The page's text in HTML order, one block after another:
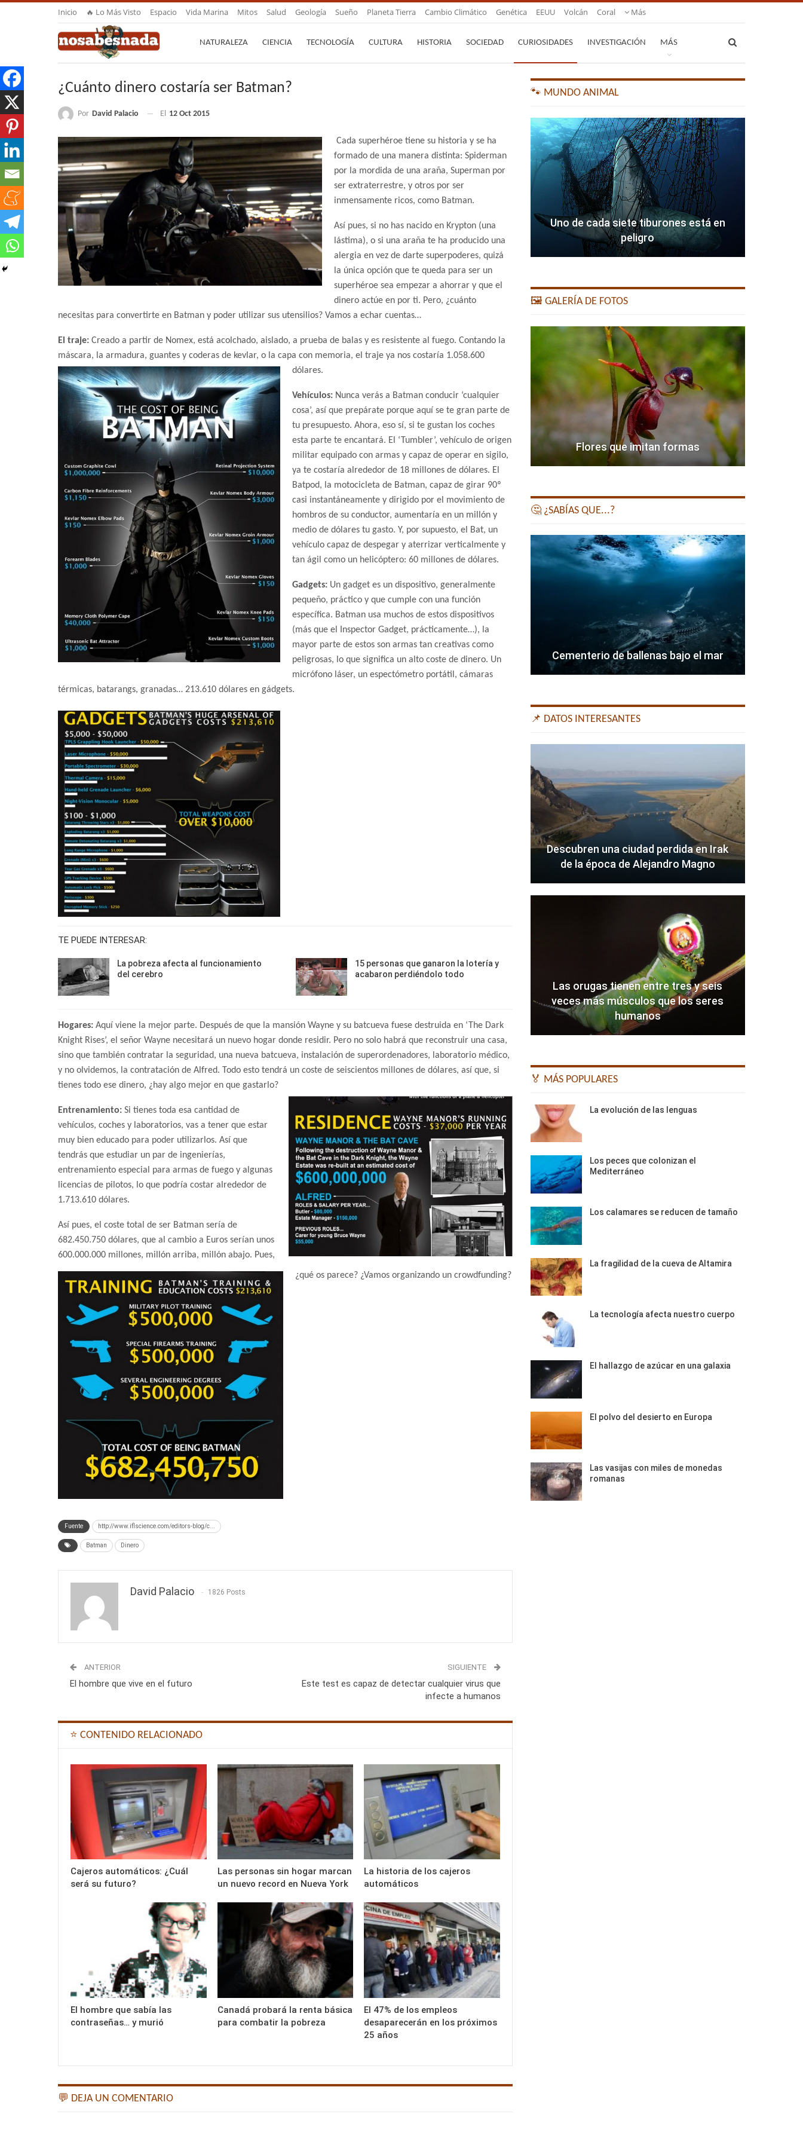
Inicio 🔥 Lo Más Visto Espacio Vida Marina Mitos Salud Geología Sueño Planeta Tierra Cambio Climático Genética EEUU Volcán Coral Más
NATURALEZA CIENCIA TECNOLOGÍA CULTURA HISTORIA SOCIEDAD CURIOSIDADES INVESTIGACIÓN MÁS
¿Cuánto dinero costaría ser Batman?
Por David Palacio El 12 Oct 2015
Cada superhéroe tiene su historia y se ha
formado de una manera distinta: Spiderman
por la mordida de una araña, Superman por
ser extraterrestre, y otros por ser
inmensamente ricos, como Batman.
Así pues, si no has nacido en Krypton (una
lástima), o si una araña te ha producido una
alergia en vez de darte superpoderes, quizá
la única opción que te queda para ser un
superhéroe sea empezar a ahorrar y que el
dinero actúe en por ti. Pero, ¿cuánto
necesitas para convertirte en Batman y poder utilizar sus utensilios? Vamos a echar cuentas…
El traje: Creado a partir de Nomex, está acolchado, aislado, a prueba de balas y es resistente al fuego. Contando la
máscara, la armadura, guantes y coderas de kevlar, o la capa con memoria, el traje ya nos costaría 1.058.600
dólares.
Vehículos: Nunca verás a Batman conducir ‘cualquier
cosa’, así que prepárate porque aquí se te gran parte de
tu presupuesto. Ahora, eso sí, si te gustan los coches
esta parte te encantará. El ‘Tumbler’, vehículo de origen
militar equipado con armas y capaz de operar en sigilo,
ya te costaría alrededor de 18 millones de dólares. El
Batpod, la motocicleta de Batman, capaz de girar 90º
casi instantáneamente y dirigido por el movimiento de
hombros de su conductor, aumentaría en un millón y
medio de dólares tu gasto. Y, por supuesto, el Bat, un
vehículo capaz de despegar y aterrizar verticalmente y
tan ágil como un helicóptero: 60 millones de dólares.
Gadgets: Un gadget es un dispositivo, generalmente
pequeño, práctico y que cumple con una función
específica. Batman usa muchos de estos dispositivos
(más que el Inspector Gadget, prácticamente…), la
mayor parte de estos son armas tan creativas como
peligrosas, lo que significa un alto coste de dinero. Un
micrófono láser, un espectómetro portátil, cámaras
térmicas, batarangs, granadas… 213.610 dólares en gádgets.
TE PUEDE INTERESAR:
La pobreza afecta al funcionamiento
del cerebro
15 personas que ganaron la lotería y
acabaron perdiéndolo todo
Hogares: Aquí viene la mejor parte. Después de que la mansión Wayne y su batcueva fuese destruida en ‘The Dark
Knight Rises’, el señor Wayne necesitará un nuevo hogar donde residir. Pero no solo habrá que reconstruir una casa,
sino que también contratar la seguridad, una nueva batcueva, instalación de superordenadores, laboratorio médico,
y no olvidemos, la contratación de Alfred. Todo esto tendrá un coste de seiscientos millones de dólares, así que, si
tienes todo ese dinero, ¿hay algo mejor en que gastarlo?
Entrenamiento: Si tienes toda esa cantidad de
vehículos, coches y laboratorios, vas a tener que estar
muy bien educado para poder utilizarlos. Así que
tendrás que estudiar un par de ingenierías,
entrenamiento especial para armas de fuego y algunas
licencias de pilotos, lo que podría costar alrededor de
1.713.610 dólares.
Así pues, el coste total de ser Batman sería de
682.450.750 dólares, que al cambio a Euros serían unos
600.000.000 millones, millón arriba, millón abajo. Pues,
¿qué os parece? ¿Vamos organizando un crowdfunding?
Fuente http://www.iflscience.com/editors-blog/c...
Batman Dinero
David Palacio 1826 Posts
ANTERIOR
El hombre que vive en el futuro
SIGUIENTE
Este test es capaz de detectar cualquier virus que
infecte a humanos
⭐ CONTENIDO RELACIONADO
Cajeros automáticos: ¿Cuál
será su futuro?
Las personas sin hogar marcan
un nuevo record en Nueva York
La historia de los cajeros
automáticos
El hombre que sabía las
contraseñas… y murió
Canadá probará la renta básica
para combatir la pobreza
El 47% de los empleos
desaparecerán en los próximos
25 años
💬 DEJA UN COMENTARIO
🐾 MUNDO ANIMAL
Uno de cada siete tiburones está en
peligro
🖼️ GALERÍA DE FOTOS
Flores que imitan formas
🤔 ¿SABÍAS QUE...?
Cementerio de ballenas bajo el mar
📌 DATOS INTERESANTES
Descubren una ciudad perdida en Irak
de la época de Alejandro Magno
Las orugas tienen entre tres y seis
veces más músculos que los seres
humanos
🏅 MÁS POPULARES
La evolución de las lenguas
Los peces que colonizan el
Mediterráneo
Los calamares se reducen de tamaño
La fragilidad de la cueva de Altamira
La tecnología afecta nuestro cuerpo
El hallazgo de azúcar en una galaxia
El polvo del desierto en Europa
Las vasijas con miles de monedas
romanas